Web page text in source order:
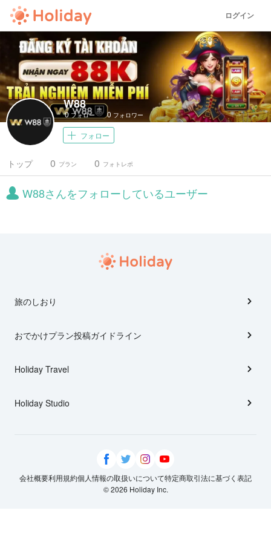
ログイン
W88
0 フォロー 0フォロワー
フォロー
トップ プラン
0 フォトレポ
0
W88さんをフォローしているユーザー
旅のしおり
おでかけプラン投稿ガイドライン
Holiday Travel
Holiday Studio
会社概要利用規約個人情報の取扱いについて特定商取引法に基づく表記
© 2026 Holiday Inc.